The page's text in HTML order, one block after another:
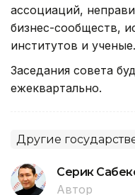
ассоциаций,
бизнес-сообществ,
институтов и ученые.
Заседания совета
ежеквартально.
Другие
Серик
Автор